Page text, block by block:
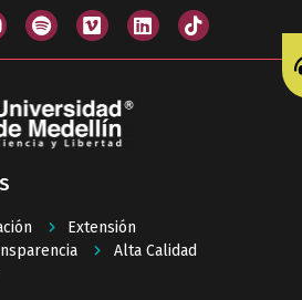
Extensión
Alta Calidad